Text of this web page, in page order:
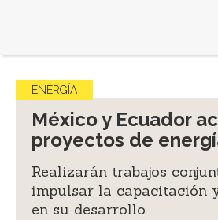
ENERGÍA
México y Ecuador
proyectos de
Realizarán trabajos
impulsar la capacitación
en su desarrollo